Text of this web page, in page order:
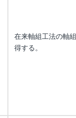
在来軸組工法の軸
得する。